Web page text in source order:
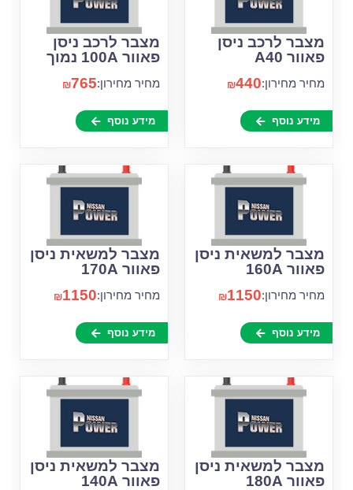
מצבר לרכב ניסן
פאוור A40
מחיר מחירון: ₪440
מידע נוסף
מצבר לרכב ניסן
פאוור 100A נמוך
מחיר מחירון: ₪765
מידע נוסף
מצבר למשאית ניסן
פאוור 160A
מחיר מחירון: ₪1150
מידע נוסף
מצבר למשאית ניסן
פאוור 170A
מחיר מחירון: ₪1150
מידע נוסף
מצבר למשאית ניסן
פאוור 180A
מצבר למשאית ניסן
פאוור 140A